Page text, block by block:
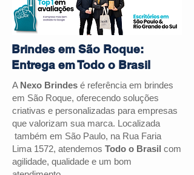
Brindes em São Roque:
Entrega em Todo o Brasil
A Nexo Brindes é referência em brindes
em São Roque, oferecendo soluções
criativas e personalizadas para empresas
que valorizam sua marca. Localizada
também em São Paulo, na Rua Faria
Lima 1572, atendemos Todo o Brasil com
agilidade, qualidade e um bom